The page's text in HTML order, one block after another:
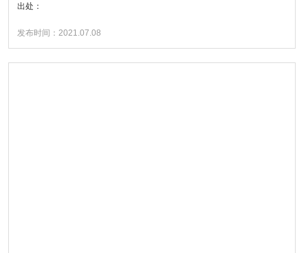
出处：
发布时间：2021.07.08